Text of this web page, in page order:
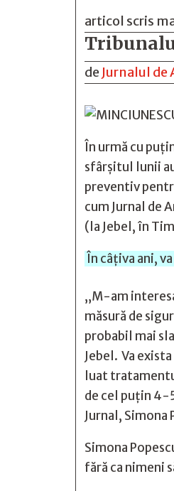
articol scris
de Jurnalul de
În urmă cu
sfârșitul lunii
preventiv
cum Jurnal de
(la Jebel, în
În câțiva ani,
„M-am
măsură de
probabil mai
Jebel. Va
luat
de cel puțin 4-
Jurnal,
Simona
fără ca nimeni